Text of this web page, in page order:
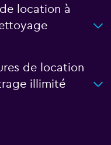
location à
de location
illimité